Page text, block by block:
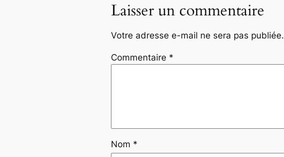
Laisser un commentaire
Votre adresse e-mail ne sera pas publiée.
Commentaire *
Nom *